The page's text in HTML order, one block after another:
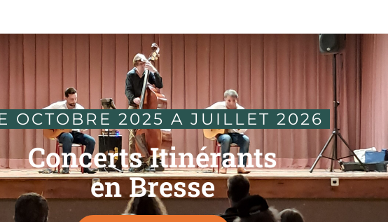
OCTOBRE 2025 A JUILLET 2026
Concerts Itinérants
en Bresse